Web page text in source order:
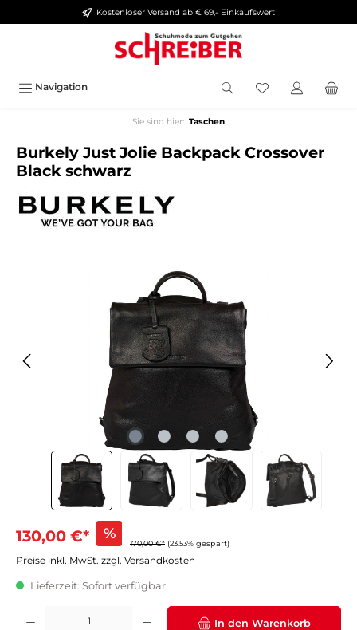
springen Kostenloser Versand ab € 69,- Einkaufswert
Navigation
Sie sind hier: Taschen
Burkely Just Jolie Backpack Crossover
Black schwarz
Bildergalerie überspringen
130,00 €* %
170,00 €* (23.53% gespart)
Preise inkl. MwSt. zzgl. Versandkosten
Lieferzeit: Sofort verfügbar
Produkt Anzahl: Gib den gewünschten Wert ein oder benutze die Schaltflächen um
In den Warenkorb